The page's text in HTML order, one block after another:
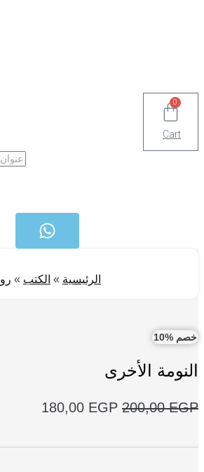
Cart
Search
الرئيسية»الكتب»روايات
%10
الأخرى
200,00 السعر
هو:
180,00EGP
السعر
هو: